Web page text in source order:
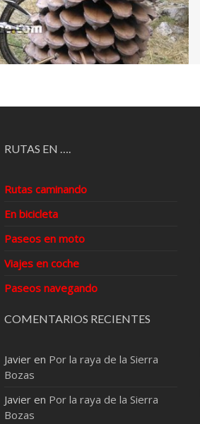
RUTAS EN ….
Rutas caminando
En bicicleta
Paseos en moto
Viajes en coche
Paseos navegando
COMENTARIOS RECIENTES
Javier en Por la raya de la Sierra
Bozas
Javier en Por la raya de la Sierra
Bozas